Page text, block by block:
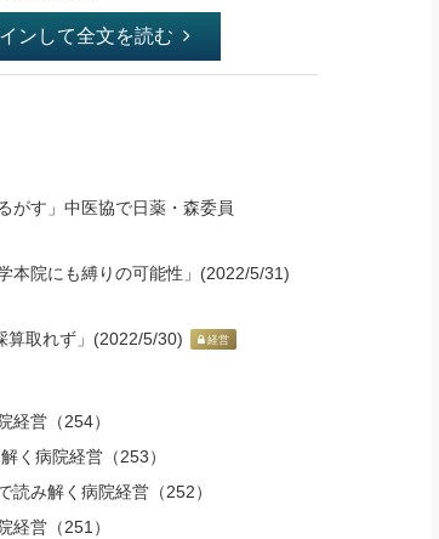
ンして全文を読む
がす」中医協で日薬・森委員
本院にも縛りの可能性」(2022/5/31)
算取れず」(2022/5/30) 経営
経営（254）
く病院経営（253）
み解く病院経営（252）
経営（251）